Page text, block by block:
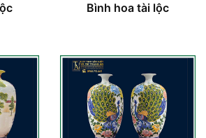
Bình hoa tài lộc